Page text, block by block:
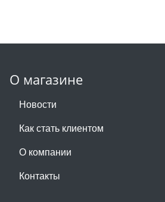
О магазине
Новости
Как стать клиентом
О компании
Контакты